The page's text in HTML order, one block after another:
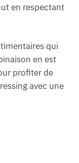
en respectant
qui
en est
profiter de
avec une